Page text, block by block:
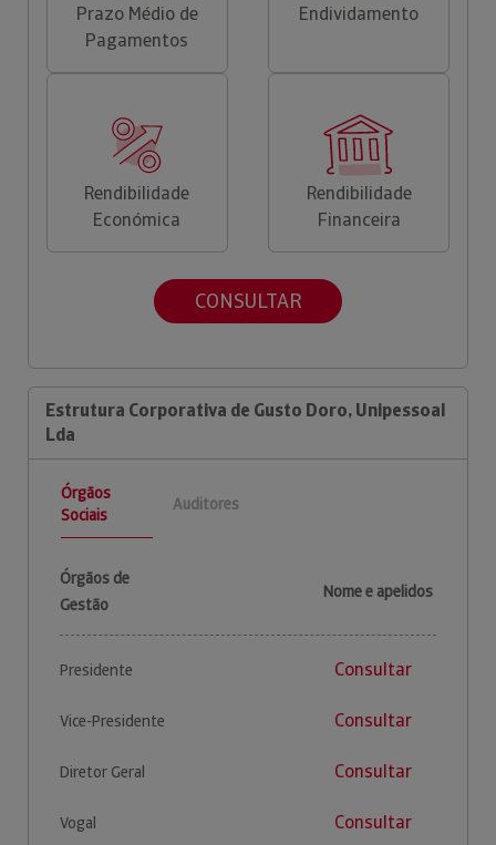
Prazo Médio de
Pagamentos
Endividamento
Rendibilidade
Económica
Rendibilidade
Financeira
CONSULTAR
Estrutura Corporativa de Gusto Doro, Unipessoal
Lda
Órgãos
Sociais
Auditores
Órgãos de
Gestão
Nome e apelidos
Presidente Consultar
Vice-Presidente Consultar
Diretor Geral Consultar
Vogal Consultar